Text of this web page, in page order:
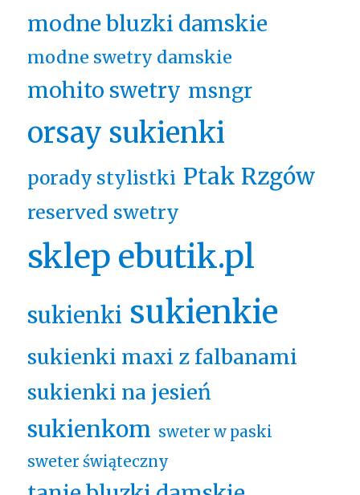
modne bluzki damskie
modne swetry damskie
mohito swetry msngr
orsay sukienki
porady stylistki Ptak Rzgów
reserved swetry
sklep ebutik.pl
sukienki sukienkie
sukienki maxi z falbanami
sukienki na jesień
sukienkom sweter w paski
sweter świąteczny